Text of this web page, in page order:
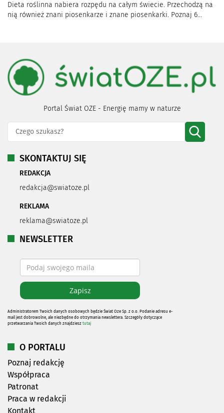
Dieta roślinna nabiera rozpędu na całym świecie. Przechodzą na
nią również znani piosenkarze i znane piosenkarki. Poznaj 6...
Portal Świat OZE - Energię mamy w naturze
SKONTAKTUJ SIĘ
REDAKCJA
redakcja@swiatoze.pl
REKLAMA
reklama@swiatoze.pl
NEWSLETTER
Administratorem Twoich danych osobowych będzie Świat Oze Sp. z o.o. Podanie adresu e-
mail jest dobrowolne, ale niezbędne do otrzymania newslettera. Szczegóły dotyczące
przetwarzania Twoich danych znajdziesz tutaj
O PORTALU
Poznaj redakcję
Współpraca
Patronat
Praca w redakcji
Kontakt